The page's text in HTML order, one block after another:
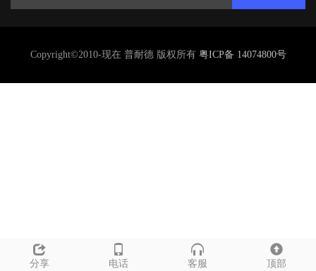
分享 电话 客服 顶部
Copyright©2010-现在 普耐德 版权所有粤ICP备 14074800号